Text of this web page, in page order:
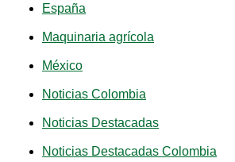
España
Maquinaria agrícola
México
Noticias Colombia
Noticias Destacadas
Noticias Destacadas Colombia